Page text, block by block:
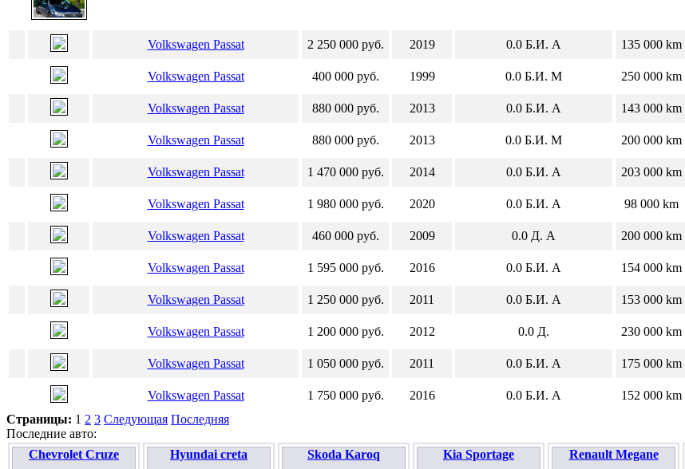
Volkswagen Passat 2 250 000 руб. 2019 0.0 Б.И. А 135 000 km
Volkswagen Passat 400 000 руб. 1999 0.0 Б.И. М 250 000 km
Volkswagen Passat 880 000 руб. 2013 0.0 Б.И. А 143 000 km
Volkswagen Passat 880 000 руб. 2013 0.0 Б.И. М 200 000 km
Volkswagen Passat 1 470 000 руб. 2014 0.0 Б.И. А 203 000 km
Volkswagen Passat 1 980 000 руб. 2020 0.0 Б.И. А 98 000 km
Volkswagen Passat 460 000 руб. 2009 0.0 Д. А 200 000 km
Volkswagen Passat 1 595 000 руб. 2016 0.0 Б.И. А 154 000 km
Volkswagen Passat 1 250 000 руб. 2011 0.0 Б.И. А 153 000 km
Volkswagen Passat 1 200 000 руб. 2012 0.0 Д. 230 000 km
Volkswagen Passat 1 050 000 руб. 2011 0.0 Б.И. А 175 000 km
Volkswagen Passat 1 750 000 руб. 2016 0.0 Б.И. А 152 000 km
Страницы: 1 2 3 Следующая Последняя
Последние авто:
Chevrolet Cruze
Hyundai creta Skoda Karoq Kia Sportage Renault Megane